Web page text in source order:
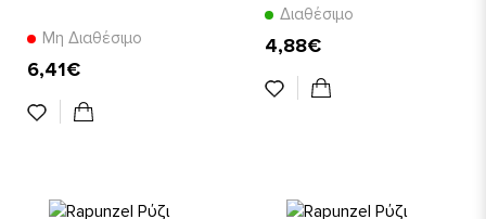
Μη Διαθέσιμο
6,41€
Διαθέσιμο
4,88€